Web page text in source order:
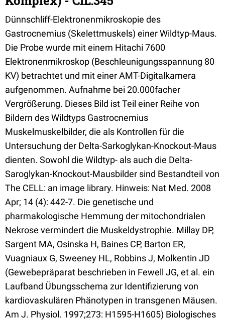
Dünnschliff-Elektronenmikroskopie des
Gastrocnemius (Skelettmuskels) einer Wildtyp-Maus.
Die Probe wurde mit einem Hitachi 7600
Elektronenmikroskop (Beschleunigungsspannung 80
KV) betrachtet und mit einer AMT-Digitalkamera
aufgenommen. Aufnahme bei 20.000facher
Vergrößerung. Dieses Bild ist Teil einer Reihe von
Bildern des Wildtyps Gastrocnemius
Muskelmuskelbilder, die als Kontrollen für die
Untersuchung der Delta-Sarkoglykan-Knockout-Maus
dienten. Sowohl die Wildtyp- als auch die Delta-
Saroglykan-Knockout-Mausbilder sind Bestandteil von
The CELL: an image library. Hinweis: Nat Med. 2008
Apr; 14 (4): 442-7. Die genetische und
pharmakologische Hemmung der mitochondrialen
Nekrose vermindert die Muskeldystrophie. Millay DP,
Sargent MA, Osinska H, Baines CP, Barton ER,
Vuagniaux G, Sweeney HL, Robbins J, Molkentin JD
(Gewebepräparat beschrieben in Fewell JG, et al. ein
Laufband Übungsschema zur Identifizierung von
kardiovaskulären Phänotypen in transgenen Mäusen.
Am J. Physiol. 1997;273: H1595-H1605) Biologisches